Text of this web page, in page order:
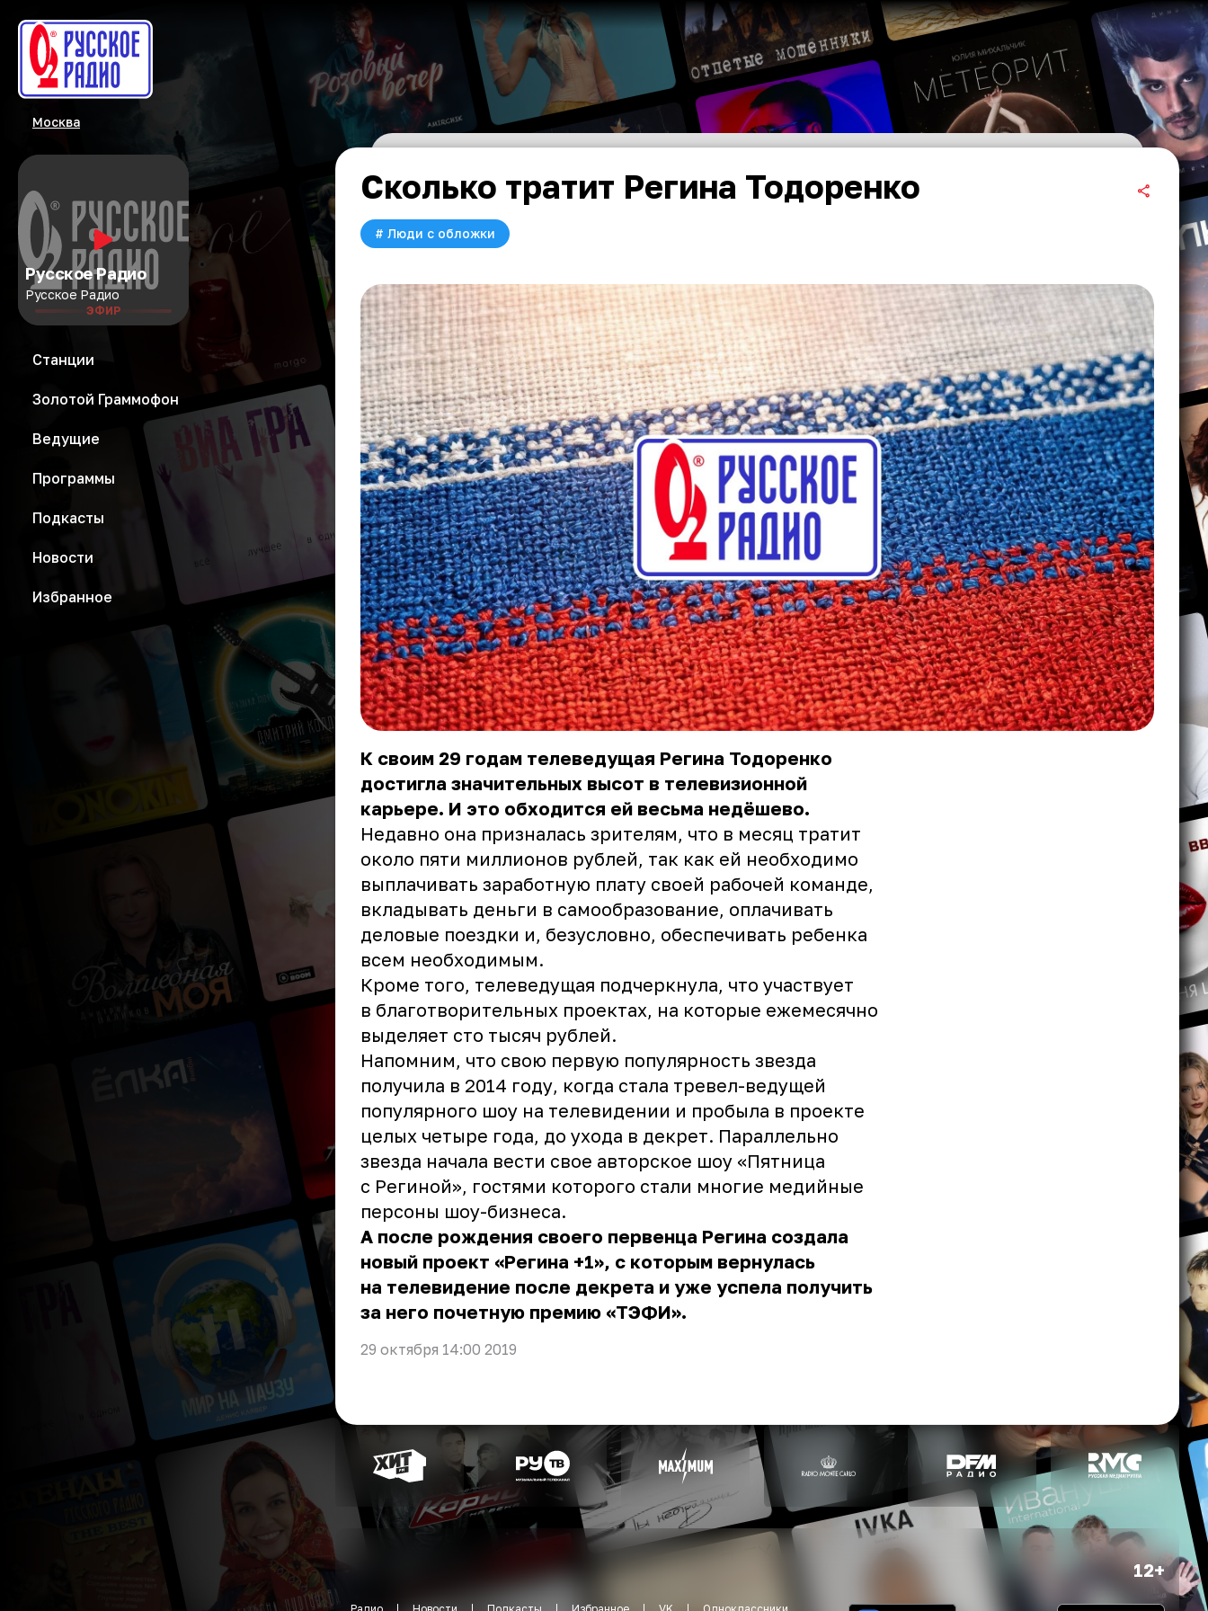
Москва
Русское Радио
Русское Радио
ЭФИР
Станции
Золотой Граммофон
Ведущие
Программы
Подкасты
Новости
Избранное
Сколько тратит Регина Тодоренко
# Люди с обложки
К своим 29 годам телеведущая Регина Тодоренко
достигла значительных высот в телевизионной
карьере. И это обходится ей весьма недёшево.
Недавно она призналась зрителям, что в месяц тратит
около пяти миллионов рублей, так как ей необходимо
выплачивать заработную плату своей рабочей команде,
вкладывать деньги в самообразование, оплачивать
деловые поездки и, безусловно, обеспечивать ребенка
всем необходимым.
Кроме того, телеведущая подчеркнула, что участвует
в благотворительных проектах, на которые ежемесячно
выделяет сто тысяч рублей.
Напомним, что свою первую популярность звезда
получила в 2014 году, когда стала тревел-ведущей
популярного шоу на телевидении и пробыла в проекте
целых четыре года, до ухода в декрет. Параллельно
звезда начала вести свое авторское шоу «Пятница
с Региной», гостями которого стали многие медийные
персоны шоу-бизнеса.
А после рождения своего первенца Регина создала
новый проект «Регина +1», с которым вернулась
на телевидение после декрета и уже успела получить
за него почетную премию «ТЭФИ».
29 октября 14:00 2019
12+